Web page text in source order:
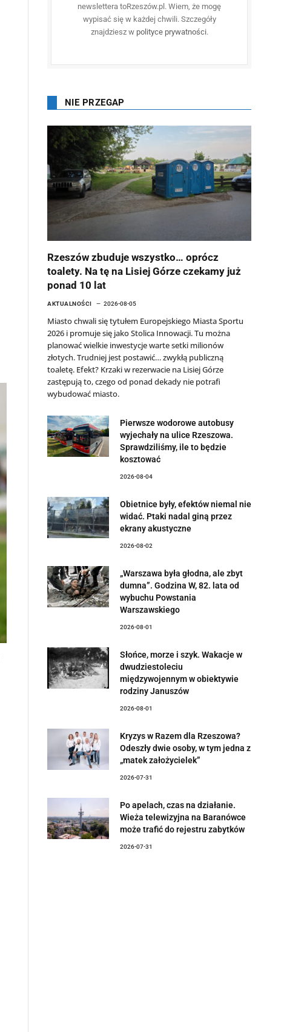
newslettera toRzeszów.pl. Wiem, że mogę
wypisać się w każdej chwili. Szczegóły
znajdziesz w polityce prywatności.
NIE PRZEGAP
Rzeszów zbuduje wszystko… oprócz
toalety. Na tę na Lisiej Górze czekamy już
ponad 10 lat
AKTUALNOŚCI 2026-08-05
Miasto chwali się tytułem Europejskiego Miasta Sportu
2026 i promuje się jako Stolica Innowacji. Tu można
planować wielkie inwestycje warte setki milionów
złotych. Trudniej jest postawić… zwykłą publiczną
toaletę. Efekt? Krzaki w rezerwacie na Lisiej Górze
zastępują to, czego od ponad dekady nie potrafi
wybudować miasto.
Pierwsze wodorowe autobusy
wyjechały na ulice Rzeszowa.
Sprawdziliśmy, ile to będzie
kosztować
2026-08-04
Obietnice były, efektów niemal nie
widać. Ptaki nadal giną przez
ekrany akustyczne
2026-08-02
„Warszawa była głodna, ale zbyt
dumna”. Godzina W, 82. lata od
wybuchu Powstania
Warszawskiego
2026-08-01
Słońce, morze i szyk. Wakacje w
dwudziestoleciu
międzywojennym w obiektywie
rodziny Januszów
2026-08-01
Kryzys w Razem dla Rzeszowa?
Odeszły dwie osoby, w tym jedna z
„matek założycielek”
2026-07-31
Po apelach, czas na działanie.
Wieża telewizyjna na Baranówce
może trafić do rejestru zabytków
2026-07-31